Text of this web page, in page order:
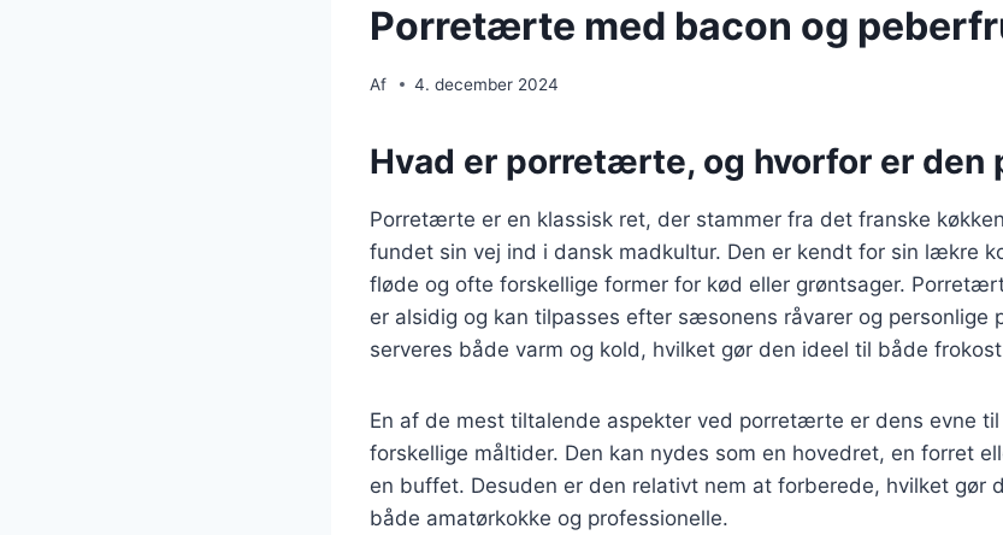
Porretærte med bacon og
Af 4. december 2024
Hvad er porretærte, og hvorfor er den
Porretærte er en klassisk ret, der stammer fra det franske
fundet sin vej ind i dansk madkultur. Den er kendt for sin lækre
fløde og ofte forskellige former for kød eller grøntsager.
er alsidig og kan tilpasses efter sæsonens råvarer og personlige
serveres både varm og kold, hvilket gør den ideel til både
En af de mest tiltalende aspekter ved porretærte er dens evne
forskellige måltider. Den kan nydes som en hovedret, en forret
en buffet. Desuden er den relativt nem at forberede, hvilket gør
både amatørkokke og professionelle.